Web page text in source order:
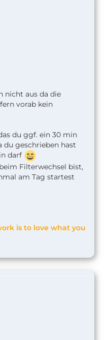
nicht aus da die
vorab kein
du ggf. ein 30 min
geschrieben hast
darf
Filterwechsel bist,
am Tag startest
is to love what you